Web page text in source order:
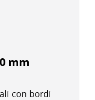
mm
con bordi